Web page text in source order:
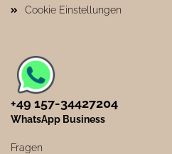
Cookie Einstellungen
+49 157-34427204​
WhatsApp Business
Fragen